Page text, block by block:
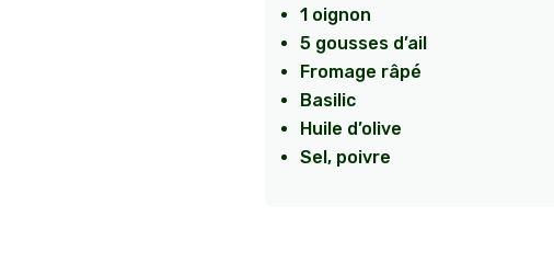
1 oignon
5 gousses d’ail
Fromage râpé
Basilic
Huile d’olive
Sel, poivre